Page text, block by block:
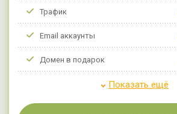
Трафик
Email аккаунты
Домен в подарок
Показать ещё